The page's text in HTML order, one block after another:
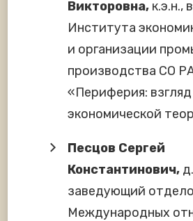
Викторовна, к.э.н.,
Института
и организации
производства СО
«Периферия: взгляд
экономической
Песцов Сергей
Константинович,
заведующий
Международных